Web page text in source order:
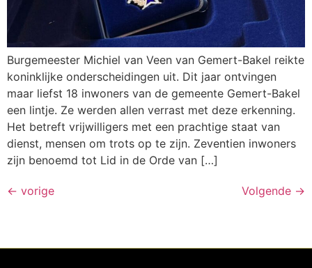
Burgemeester Michiel van Veen van Gemert-Bakel reikte
koninklijke onderscheidingen uit. Dit jaar ontvingen
maar liefst 18 inwoners van de gemeente Gemert-Bakel
een lintje. Ze werden allen verrast met deze erkenning.
Het betreft vrijwilligers met een prachtige staat van
dienst, mensen om trots op te zijn. Zeventien inwoners
zijn benoemd tot Lid in de Orde van […]
← vorige Volgende →